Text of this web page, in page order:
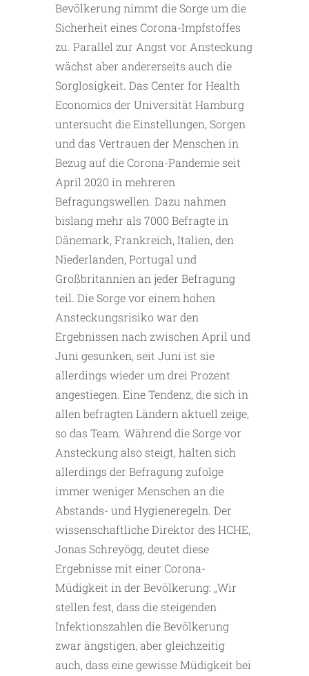
Bevölkerung nimmt die Sorge um die
Sicherheit eines Corona-Impfstoffes
zu. Parallel zur Angst vor Ansteckung
wächst aber andererseits auch die
Sorglosigkeit. Das Center for Health
Economics der Universität Hamburg
untersucht die Einstellungen, Sorgen
und das Vertrauen der Menschen in
Bezug auf die Corona-Pandemie seit
April 2020 in mehreren
Befragungswellen. Dazu nahmen
bislang mehr als 7000 Befragte in
Dänemark, Frankreich, Italien, den
Niederlanden, Portugal und
Großbritannien an jeder Befragung
teil. Die Sorge vor einem hohen
Ansteckungsrisiko war den
Ergebnissen nach zwischen April und
Juni gesunken, seit Juni ist sie
allerdings wieder um drei Prozent
angestiegen. Eine Tendenz, die sich in
allen befragten Ländern aktuell zeige,
so das Team. Während die Sorge vor
Ansteckung also steigt, halten sich
allerdings der Befragung zufolge
immer weniger Menschen an die
Abstands- und Hygieneregeln. Der
wissenschaftliche Direktor des HCHE,
Jonas Schreyögg, deutet diese
Ergebnisse mit einer Corona-
Müdigkeit in der Bevölkerung: „Wir
stellen fest, dass die steigenden
Infektionszahlen die Bevölkerung
zwar ängstigen, aber gleichzeitig
auch, dass eine gewisse Müdigkeit bei